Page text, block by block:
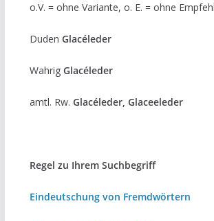
o.V. = ohne Variante, o. E. = ohne
Duden Glacéleder
Wahrig Glacéleder
amtl. Rw. Glacéleder, Glaceeleder
Regel zu Ihrem Suchbegriff
Eindeutschung von Fremdwörtern